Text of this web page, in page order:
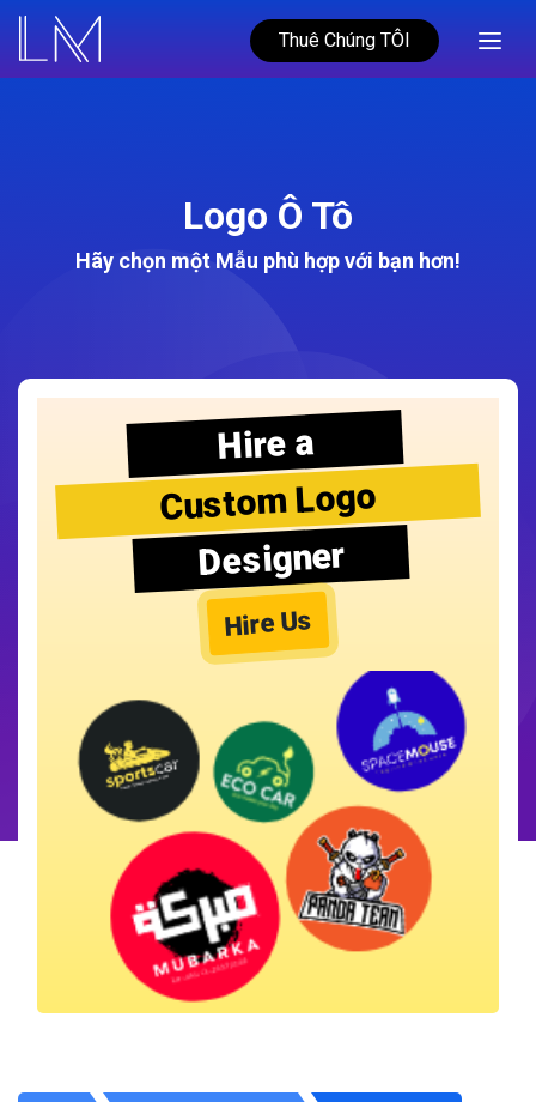
Thuê Chúng TÔI
Logo Ô Tô
Hãy chọn một Mẫu phù hợp với bạn hơn!
Hire a
Custom Logo
Designer
Hire Us